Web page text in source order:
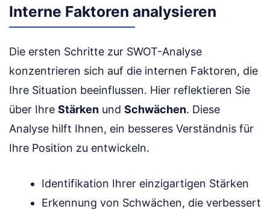
Interne Faktoren analysieren
Die ersten Schritte zur SWOT-Analyse
konzentrieren sich auf die internen Faktoren, die
Ihre Situation beeinflussen. Hier reflektieren Sie
über Ihre Stärken und Schwächen. Diese
Analyse hilft Ihnen, ein besseres Verständnis für
Ihre Position zu entwickeln.
Identifikation Ihrer einzigartigen Stärken
Erkennung von Schwächen, die verbessert